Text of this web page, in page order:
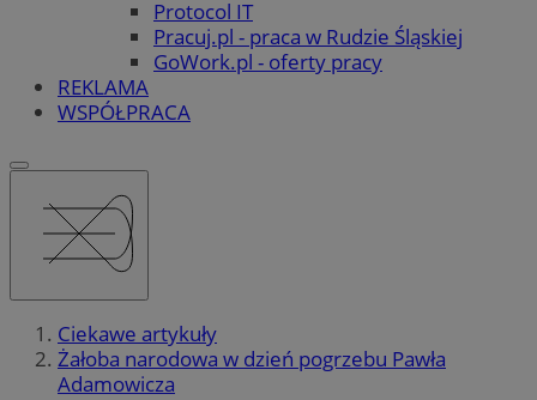
Protocol IT
Pracuj.pl - praca w Rudzie Śląskiej
GoWork.pl - oferty pracy
REKLAMA
WSPÓŁPRACA
Ciekawe artykuły
Żałoba narodowa w dzień pogrzebu Pawła
Adamowicza